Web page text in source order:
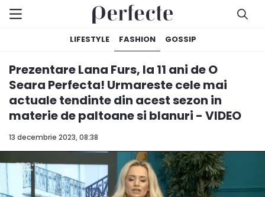
LIFESTYLE FASHION GOSSIP
13 decembrie 2023, 08:38
Prezentare Lana Furs, la 11 ani de O
Seara Perfecta! Urmareste cele mai
actuale tendinte din acest sezon in
materie de paltoane si blanuri - VIDEO